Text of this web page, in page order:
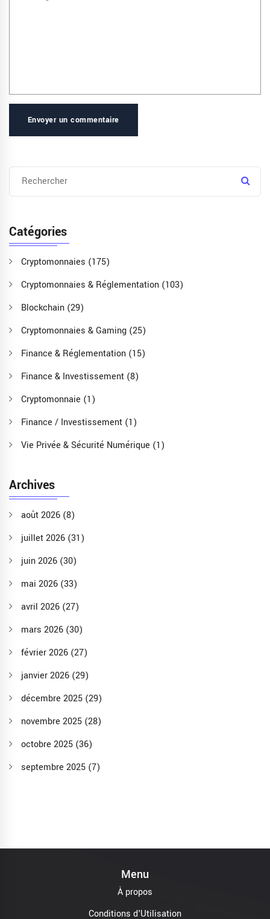
Envoyer un commentaire
Catégories
Cryptomonnaies (175)
Cryptomonnaies & Réglementation (103)
Blockchain (29)
Cryptomonnaies & Gaming (25)
Finance & Réglementation (15)
Finance & Investissement (8)
Cryptomonnaie (1)
Finance / Investissement (1)
Vie Privée & Sécurité Numérique (1)
Archives
août 2026 (8)
juillet 2026 (31)
juin 2026 (30)
mai 2026 (33)
avril 2026 (27)
mars 2026 (30)
février 2026 (27)
janvier 2026 (29)
décembre 2025 (29)
novembre 2025 (28)
octobre 2025 (36)
septembre 2025 (7)
Menu
À propos
Conditions d'Utilisation